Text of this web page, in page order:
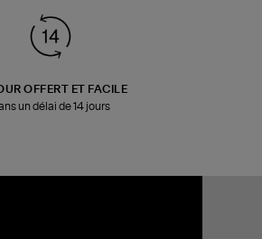
OFFERT ET FACILE
un délai de 14 jours